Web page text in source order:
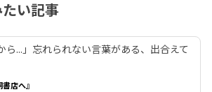
い記事
ら...」忘れられない言葉がある、出合えて
店へ』